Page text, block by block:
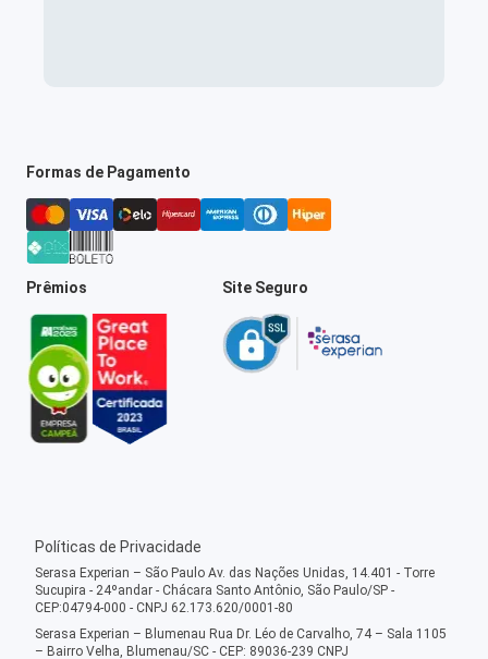
Formas de Pagamento
Prêmios Site Seguro
Políticas de Privacidade
Serasa Experian – São Paulo Av. das Nações Unidas, 14.401 - Torre
Sucupira - 24ºandar - Chácara Santo Antônio, São Paulo/SP -
CEP:04794-000 - CNPJ 62.173.620/0001-80
Serasa Experian – Blumenau Rua Dr. Léo de Carvalho, 74 – Sala 1105
– Bairro Velha, Blumenau/SC - CEP: 89036-239 CNPJ